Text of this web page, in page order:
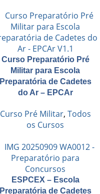
Curso Preparatório Pré
Militar para Escola
Preparatória de Cadetes
do Ar – EPCAr
Curso Pré Militar, Todos
os Cursos
ESPCEX – Escola
Preparatória de Cadetes